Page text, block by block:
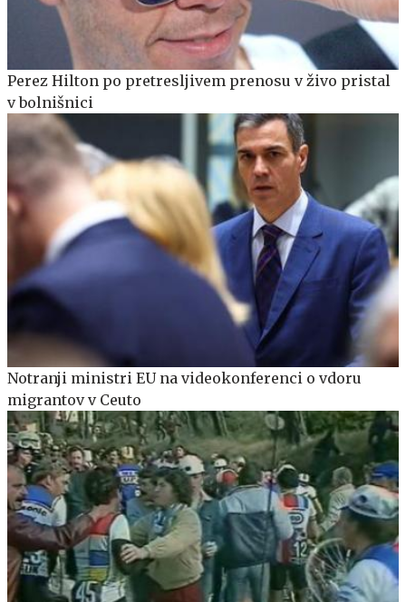
Perez Hilton po pretresljivem prenosu v živo pristal
v bolnišnici
Notranji ministri EU na videokonferenci o vdoru
migrantov v Ceuto